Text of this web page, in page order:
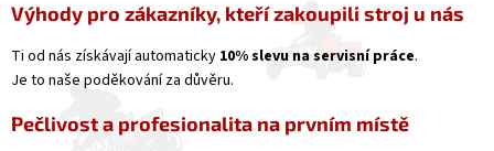
Výhody pro zákazníky, kteří zakoupili stroj u nás
Ti od nás získávají automaticky 10% slevu na servisní práce.
Je to naše poděkování za důvěru.
Pečlivost a profesionalita na prvním místě